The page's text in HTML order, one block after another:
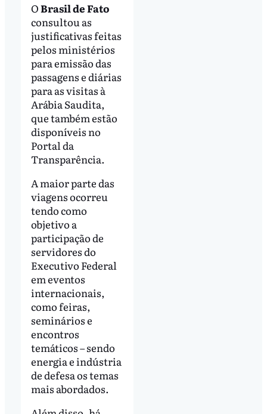
OBrasil de Fato
consultou as
justificativas feitas
pelos ministérios
para emissão das
passagens e diárias
para as visitas à
Arábia Saudita,
que também estão
disponíveis no
Portal da
Transparência.
A maior parte das
viagens ocorreu
tendo como
objetivo a
participação de
servidores do
Executivo Federal
em eventos
internacionais,
como feiras,
seminários e
encontros
temáticos – sendo
energia e indústria
de defesa os temas
mais abordados.